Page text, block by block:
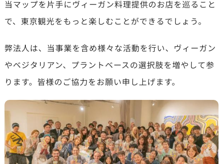
当マップを片手にヴィーガン料理提供のお店を巡ること
で、東京観光をもっと楽しむことができるでしょう。
弊法人は、当事業を含め様々な活動を行い、ヴィーガン
やベジタリアン、プラントベースの選択肢を増やして参
ります。皆様のご協力をお願い申し上げます。